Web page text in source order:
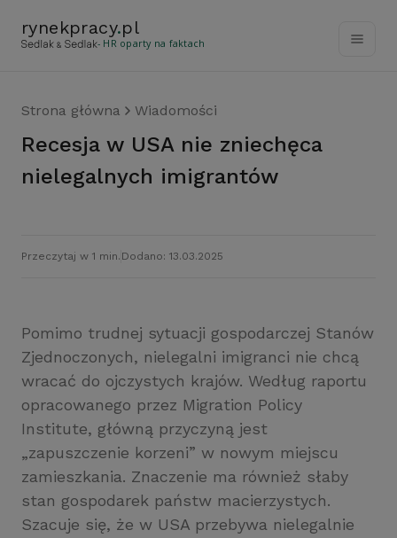
rynekpracy.pl
- HR oparty na faktach
Strona główna Wiadomości
Recesja w USA nie zniechęca
nielegalnych imigrantów
Przeczytaj w 1 min. Dodano: 13.03.2025
Pomimo trudnej sytuacji gospodarczej Stanów
Zjednoczonych, nielegalni imigranci nie chcą
wracać do ojczystych krajów. Według raportu
opracowanego przez Migration Policy
Institute, główną przyczyną jest
„zapuszczenie korzeni” w nowym miejscu
zamieszkania. Znaczenie ma również słaby
stan gospodarek państw macierzystych.
Szacuje się, że w USA przebywa nielegalnie